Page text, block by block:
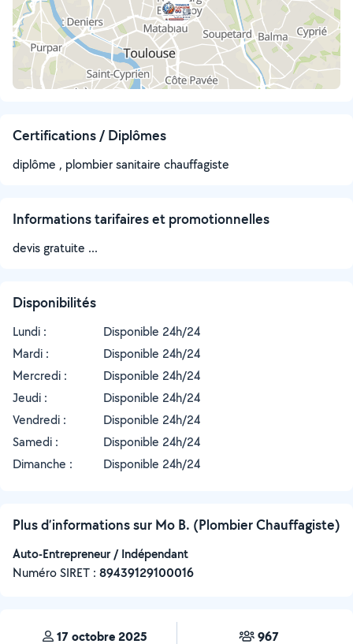
Certifications / Diplômes
diplôme , plombier sanitaire chauffagiste
Informations tarifaires et promotionnelles
devis gratuite ...
Disponibilités
Lundi :
Disponible 24h/24
Mardi :
Disponible 24h/24
Mercredi :
Disponible 24h/24
Jeudi :
Disponible 24h/24
Vendredi :
Disponible 24h/24
Samedi :
Disponible 24h/24
Dimanche :
Disponible 24h/24
Plus d’informations sur Mo B. (Plombier Chauffagiste)
Auto-Entrepreneur / Indépendant
Numéro SIRET : ‍89439129100016
17 octobre 2025 967